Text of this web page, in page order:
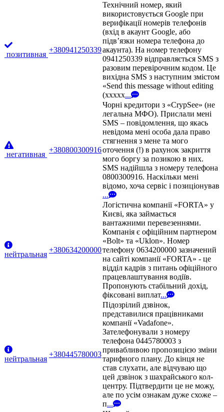
позитивная
+380941250339
Технічний номер, який
використовується Google при
верифікації номерів телефонів
(вхід в акаунт Google, або
підв’язки номера телефона до
акаунта). На номер телефону
0941250339 відправляється SMS з
разовим перевірочним кодом. Це
вихідна SMS з наступним змістом
«Send this message without editing
(xxxxx...
негативная
+380800300916
Чорні кредитори з «CrypSee» (не
легальна МФО). Прислали мені
SMS – повідомлення, що якась
невідома мені особа дала право
стягнення з мене та мого
оточення (!) в рахунок закриття
мого боргу за позикою в них.
SMS надійшла з номеру телефона
0800300916. Наскільки мені
відомо, хоча сервіс і позиціонував
...
нейтральная
+380634200000
Логістична компанії «FORTA» у
Києві, яка займається
вантажними перевезеннями.
Компанія є офіційним партнером
«Bolt» та «Uklon». Номер
телефону 0634200000 зазначений
на сайті компанії «FORTA» - це
відділ кадрів з питань офіційного
працевлаштування водіїв.
Пропонують стабільний дохід,
фіксовані виплат...
нейтральная
+380445780003
Підозрілий дзвінок,
представилися працівниками
компанії «Vadafone».
Зателефонували з номеру
телефона 0445780003 з
привабливою пропозицією зміни
тарифного плану. До кінця не
став слухати, але відчуваю що
цей дзвінок з шахрайського кол-
центру. Підтвердити це не можу,
але по усім ознакам дуже схоже –
п...